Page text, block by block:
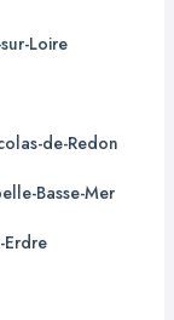
Loire
de-Redon
Basse-Mer
Erdre